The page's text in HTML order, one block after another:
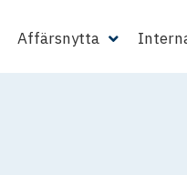
Affärsnytta